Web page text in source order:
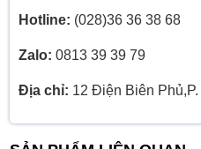
Hotline: (028)36 36 38 68
Zalo: 0813 39 39 79
Địa chỉ: 12 Điện Biên